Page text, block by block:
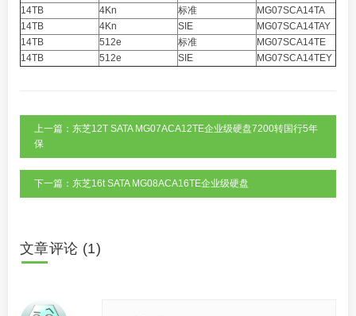
14TB
4Kn 标准
MG07SCA14TA
14TB
4Kn SIE
MG07SCA14TAY
14TB
512e 标准
MG07SCA14TE
14TB
512e SIE MG07SCA14TEY
上一篇：东芝12T SATA MG07ACA12TE企业级硬盘7200转国行5年
保
下一篇：东芝16t SATA MG08ACA16TE企业级硬盘
文章评论 (1)